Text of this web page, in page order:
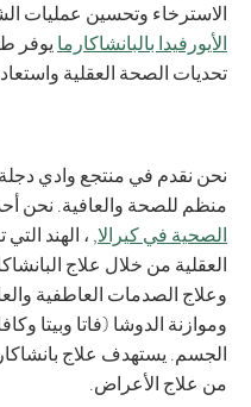
الاسترخاء وتحسين عمليات
الأيورفيدا بالبانشاكارمايوفر
تحديات الصحة العقلية
نحن نقدم في منتجع وادي
منظم للصحة والعافية. نحن
الصحية في كيرالا, ، الهند
العقلية من خلال علاج
وعلاج الصدمات العاطفية
وموازنة الدوشا (فاتا وبيتا
الجسم. يستهدف علاج
من علاج الأعراض.